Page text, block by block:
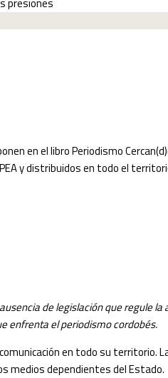
en el libro Periodismo
y distribuidos en todo el
de legislación que regule
enfrenta el periodismo cordobés.
en todo su territorio.
medios dependientes del Estado.